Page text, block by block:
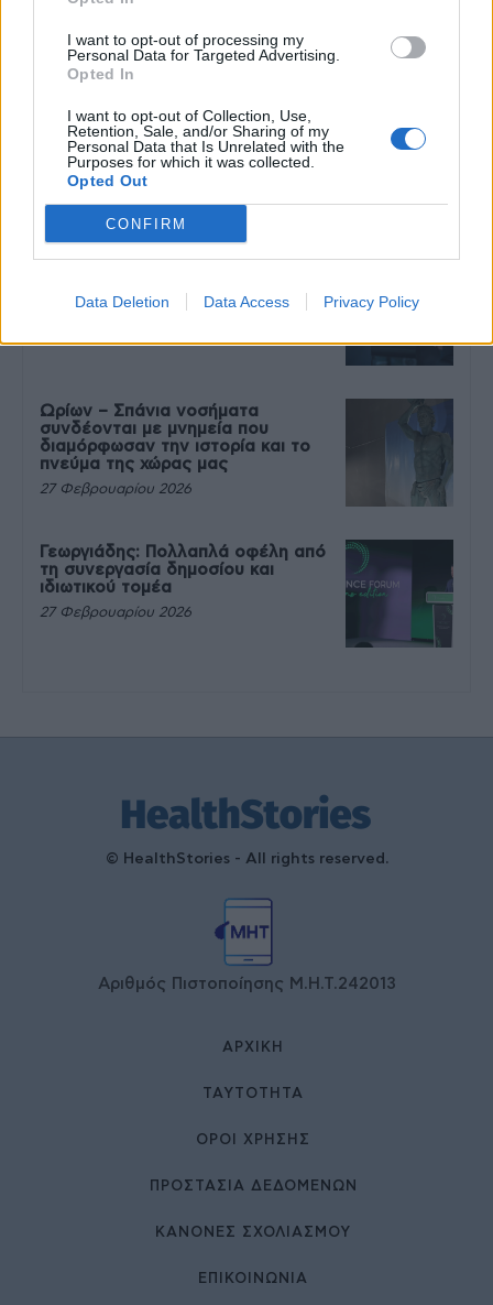
I want to opt-out of processing my
Personal Data for Targeted Advertising.
Opted In
I want to opt-out of Collection, Use,
Retention, Sale, and/or Sharing of my
Personal Data that Is Unrelated with the
Purposes for which it was collected.
Opted Out
CONFIRM
Data Deletion Data Access Privacy Policy
λέτε σε έναν επισκέπτη
27 Φεβρουαρίου 2026
Πάνω από 100 μωρά έχουν
γεννηθεί μέσω εξωσωματικής, με
την υποστήριξη της Be-Live
27 Φεβρουαρίου 2026
πάντα μετά την άσκηση
Ωρίων – Σπάνια νοσήματα
συνδέονται με μνημεία που
διαμόρφωσαν την ιστορία και το
πνεύμα της χώρας μας
27 Φεβρουαρίου 2026
Γεωργιάδης: Πολλαπλά οφέλη από
τη συνεργασία δημοσίου και
ιδιωτικού τομέα
27 Φεβρουαρίου 2026
© HealthStories - All rights reserved.
Αριθμός Πιστοποίησης Μ.Η.Τ.242013
ΑΡΧΙΚΉ
ΤΑΥΤΌΤΗΤΑ
ΌΡΟΙ ΧΡΉΣΗΣ
ΠΡΟΣΤΑΣΙΑ ΔΕΔΟΜΕΝΩΝ
ΚΑΝΟΝΕΣ ΣΧΟΛΙΑΣΜΟΥ
ΕΠΙΚΟΙΝΩΝΊΑ